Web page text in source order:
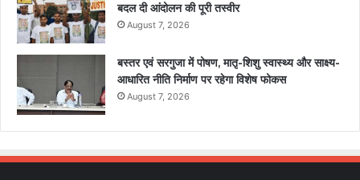
बदल दी आंदोलन की पूरी तस्वीर
August 7, 2026
बस्तर एवं सरगुजा में पोषण, मातृ-शिशु स्वास्थ्य और साक्ष्य-
आधारित नीति निर्माण पर रहेगा विशेष फोकस
August 7, 2026